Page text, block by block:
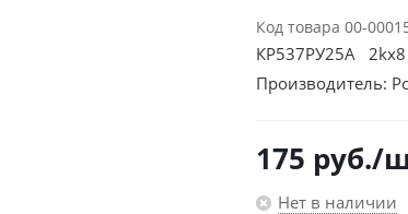
Код товара 00-
КР537РУ25А 2kх8
Производитель:
175 руб./
Нет в наличии